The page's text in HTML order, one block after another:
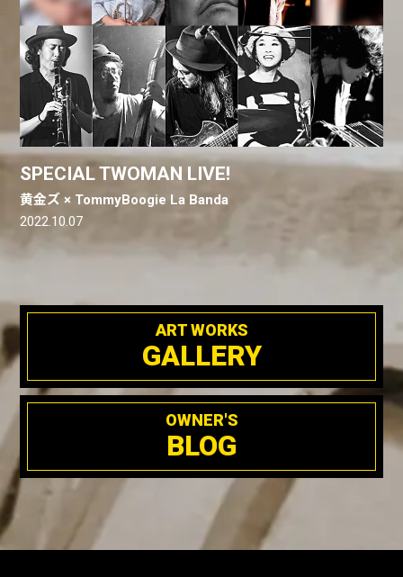
SPECIAL TWOMAN LIVE!
黄金ズ × TommyBoogie La Banda
2022.10.07
ART WORKS
GALLERY
OWNER'S
BLOG